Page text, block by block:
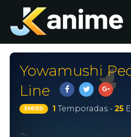
Yowamushi
Line
ENDED 1 Temporadas - 25